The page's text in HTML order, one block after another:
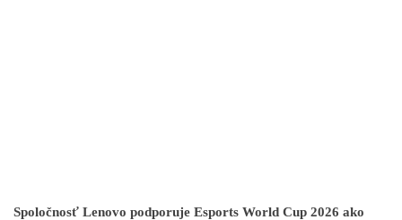
Spoločnosť Lenovo podporuje Esports World Cup 2026 ako